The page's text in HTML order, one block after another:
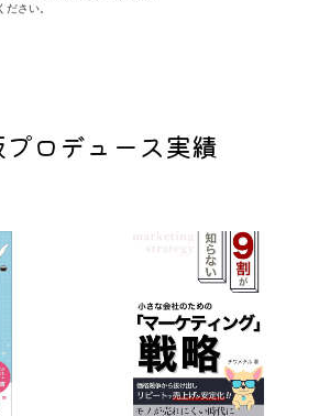
さい。
ロデュース実績